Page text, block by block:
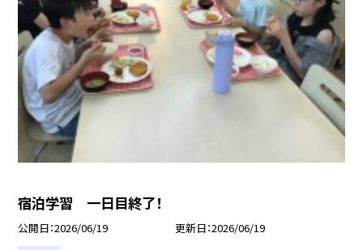
宿泊学習 一日目終了！
公開日 2026/06/19 更新日 2026/06/19